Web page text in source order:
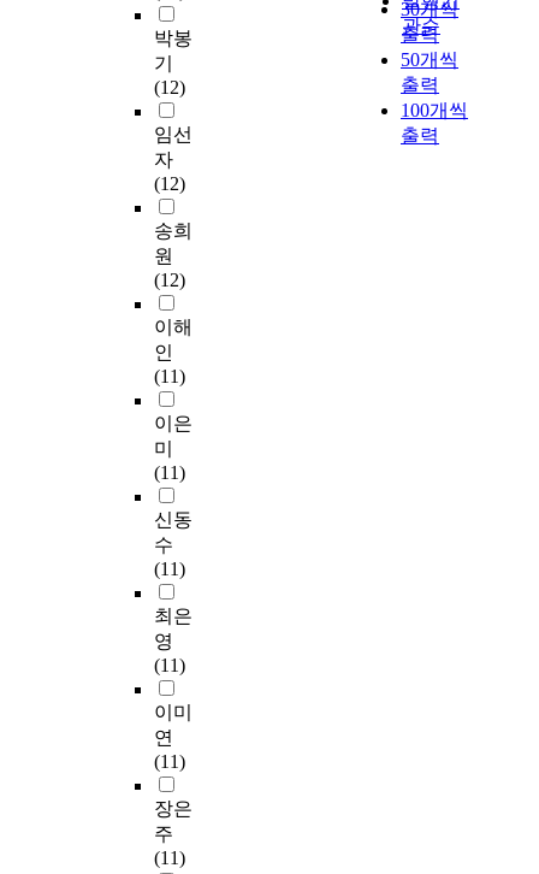
박봉
기
(12)
임선
자
(12)
송희
원
(12)
이해
인
(11)
이은
미
(11)
신동
수
(11)
최은
영
(11)
이미
연
(11)
장은
주
(11)
관순
30개씩
출력
50개씩
출력
100개씩
출력